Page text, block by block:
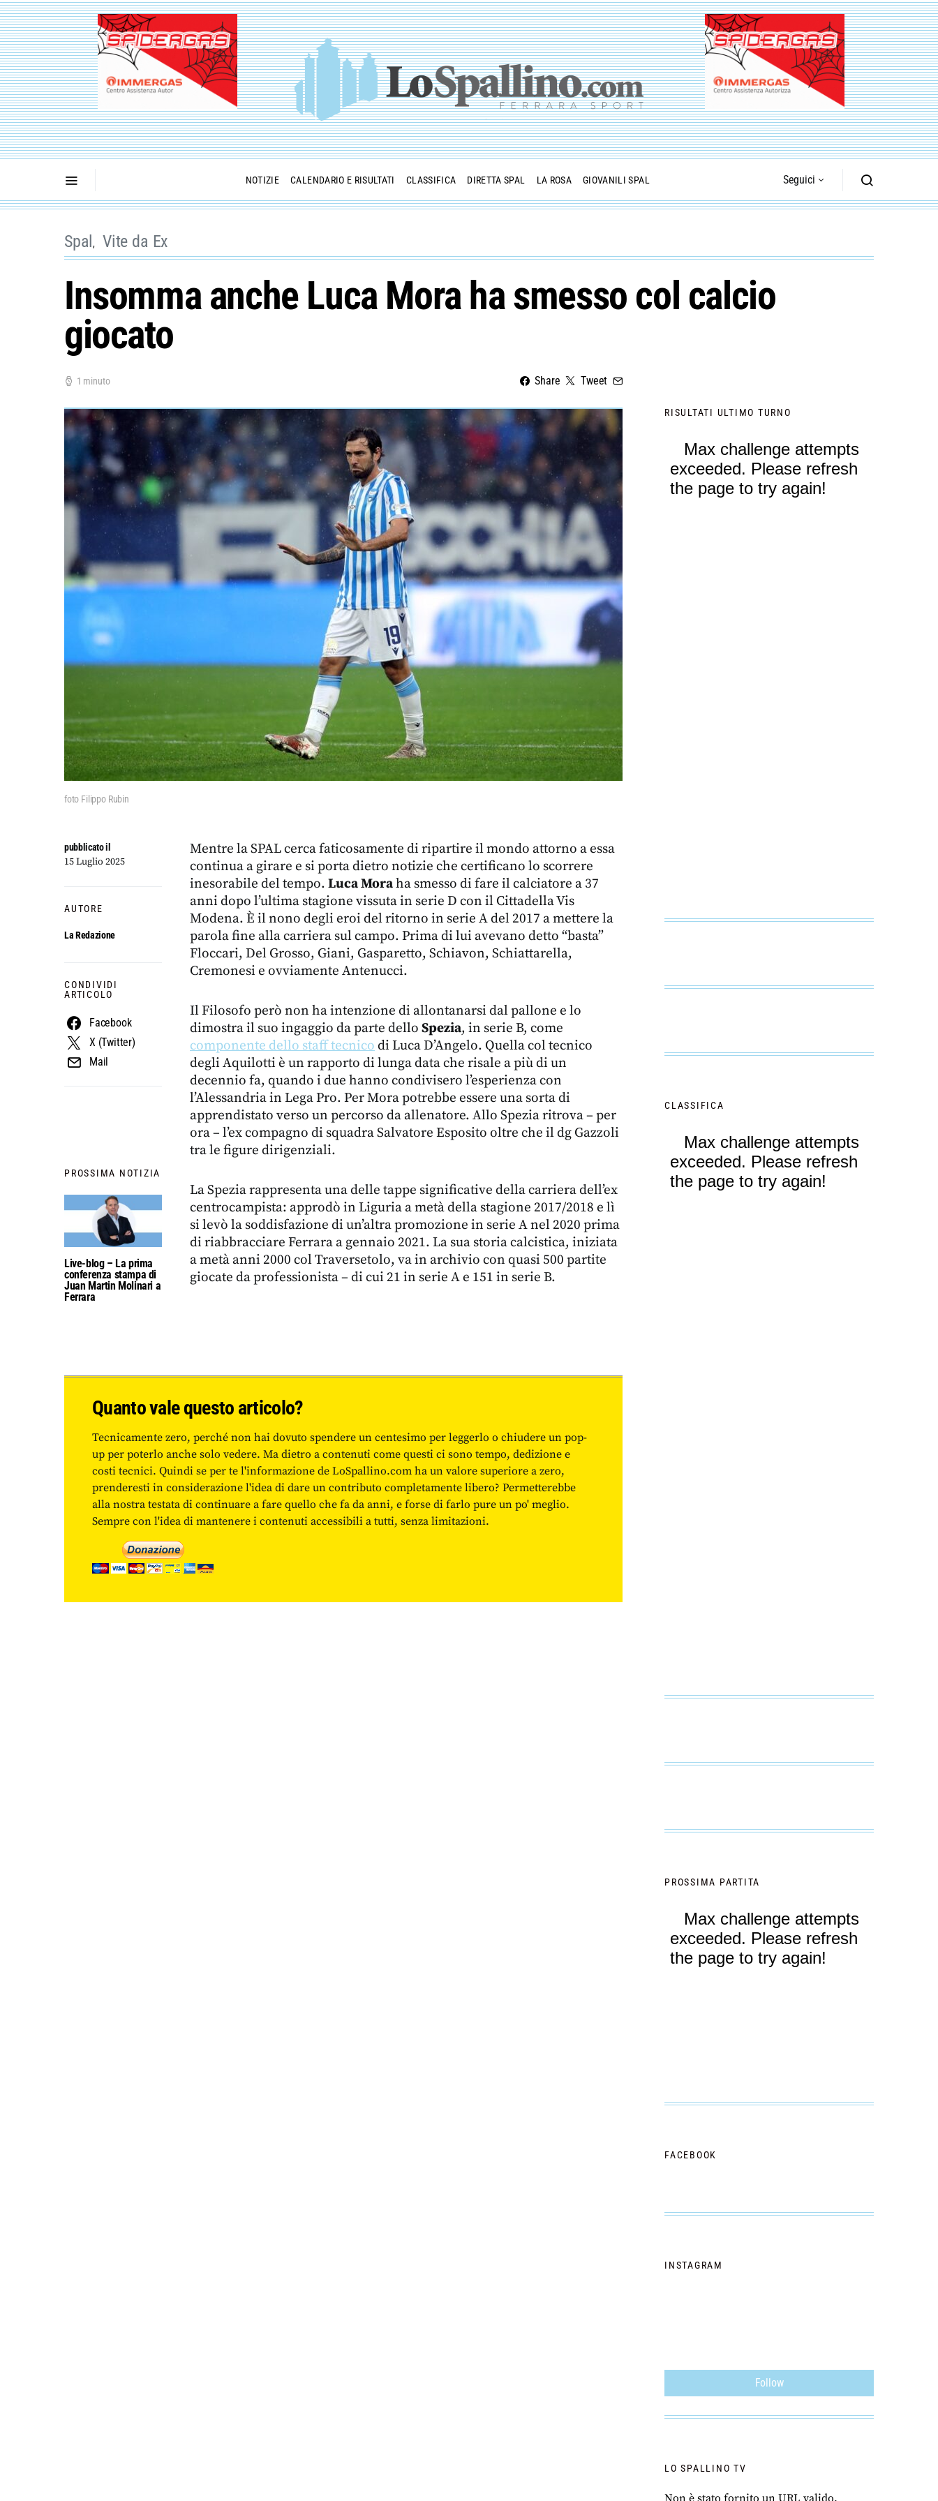
NOTIZIE CALENDARIO E RISULTATI CLASSIFICA DIRETTA SPAL LA ROSA GIOVANILI SPAL Seguici
Spal Vite da Ex
Insomma anche Luca Mora ha smesso col calcio
giocato
1 minuto Share Tweet
foto Filippo Rubin
PROSSIMA NOTIZIA
Live-blog – La prima
conferenza stampa di
Juan Martin Molinari a
Ferrara
pubblicato il
15 Luglio 2025
AUTORE
La Redazione
CONDIVIDI
ARTICOLO
Facebook
X (Twitter)
Mail
Mentre la SPAL cerca faticosamente di ripartire il mondo attorno a essa
continua a girare e si porta dietro notizie che certificano lo scorrere
inesorabile del tempo. Luca Moraha smesso di fare il calciatore a 37
anni dopo l’ultima stagione vissuta in serie D con il Cittadella Vis
Modena. È il nono degli eroi del ritorno in serie A del 2017 a mettere la
parola fine alla carriera sul campo. Prima di lui avevano detto “basta”
Floccari, Del Grosso, Giani, Gasparetto, Schiavon, Schiattarella,
Cremonesi e ovviamente Antenucci.
Il Filosofo però non ha intenzione di allontanarsi dal pallone e lo
dimostra il suo ingaggio da parte dello Spezia, in serie B, come
componente dello staff tecnico di Luca D’Angelo. Quella col tecnico
degli Aquilotti è un rapporto di lunga data che risale a più di un
decennio fa, quando i due hanno condivisero l’esperienza con
l’Alessandria in Lega Pro. Per Mora potrebbe essere una sorta di
apprendistato verso un percorso da allenatore. Allo Spezia ritrova – per
ora – l’ex compagno di squadra Salvatore Esposito oltre che il dg Gazzoli
tra le figure dirigenziali.
La Spezia rappresenta una delle tappe significative della carriera dell’ex
centrocampista: approdò in Liguria a metà della stagione 2017/2018 e lì
si levò la soddisfazione di un’altra promozione in serie A nel 2020 prima
di riabbracciare Ferrara a gennaio 2021. La sua storia calcistica, iniziata
a metà anni 2000 col Traversetolo, va in archivio con quasi 500 partite
giocate da professionista – di cui 21 in serie A e 151 in serie B.
Quanto vale questo articolo?
Tecnicamente zero, perché non hai dovuto spendere un centesimo per leggerlo o chiudere un pop-
up per poterlo anche solo vedere. Ma dietro a contenuti come questi ci sono tempo, dedizione e
costi tecnici. Quindi se per te l'informazione de LoSpallino.com ha un valore superiore a zero,
prenderesti in considerazione l'idea di dare un contributo completamente libero? Permetterebbe
alla nostra testata di continuare a fare quello che fa da anni, e forse di farlo pure un po' meglio.
Sempre con l'idea di mantenere i contenuti accessibili a tutti, senza limitazioni.
RISULTATI ULTIMO TURNO
CLASSIFICA
PROSSIMA PARTITA
FACEBOOK
INSTAGRAM
Follow
LO SPALLINO TV